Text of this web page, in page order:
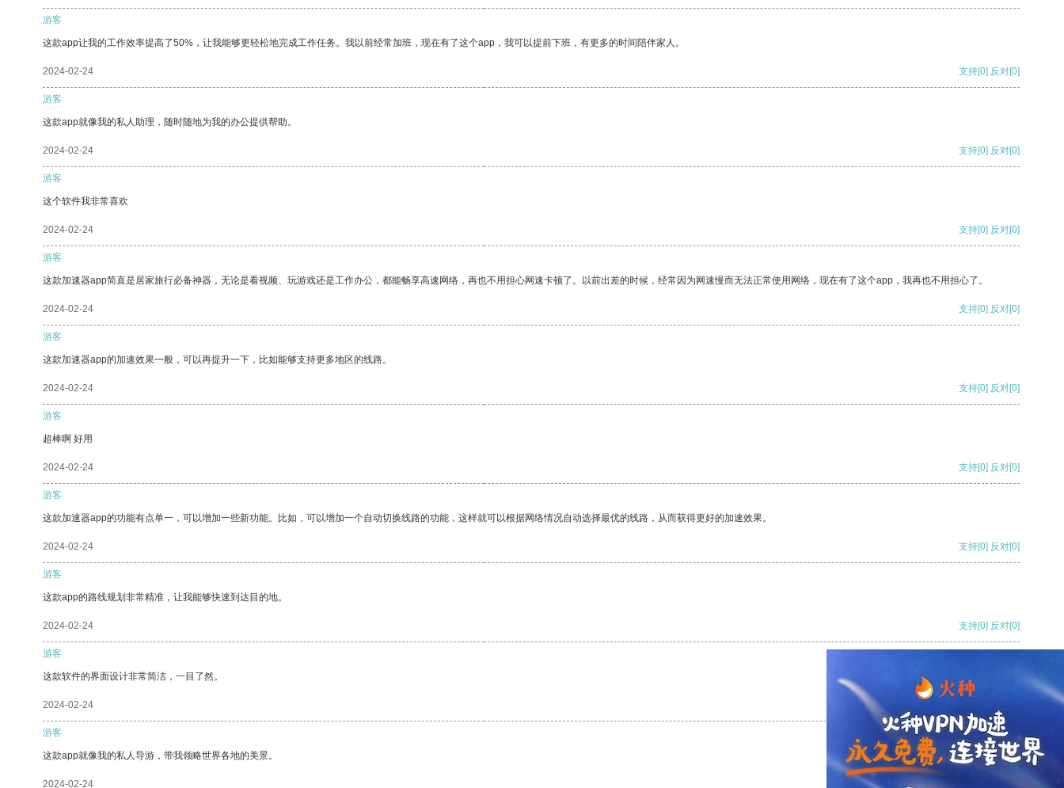
游客
这款app让我的工作效率提高了50%，让我能够更轻松地完成工作任务。我以前经常加班，现在有了这个app，我可以提前下班，有更多的时间陪伴家人。
2024-02-24 支持[0] 反对[0]
游客
这款app就像我的私人助理，随时随地为我的办公提供帮助。
2024-02-24 支持[0] 反对[0]
游客
这个软件我非常喜欢
2024-02-24 支持[0] 反对[0]
游客
这款加速器app简直是居家旅行必备神器，无论是看视频、玩游戏还是工作办公，都能畅享高速网络，再也不用担心网速卡顿了。以前出差的时候，经常因为网速慢而无法正常使用网络，现在有了这个app，我再也不用担心了。
2024-02-24 支持[0] 反对[0]
游客
这款加速器app的加速效果一般，可以再提升一下，比如能够支持更多地区的线路。
2024-02-24 支持[0] 反对[0]
游客
超棒啊 好用
2024-02-24 支持[0] 反对[0]
游客
这款加速器app的功能有点单一，可以增加一些新功能。比如，可以增加一个自动切换线路的功能，这样就可以根据网络情况自动选择最优的线路，从而获得更好的加速效果。
2024-02-24 支持[0] 反对[0]
游客
这款app的路线规划非常精准，让我能够快速到达目的地。
2024-02-24 支持[0] 反对[0]
游客
这款软件的界面设计非常简洁，一目了然。
2024-02-24
游客
这款app就像我的私人导游，带我领略世界各地的美景。
2024-02-24 反对